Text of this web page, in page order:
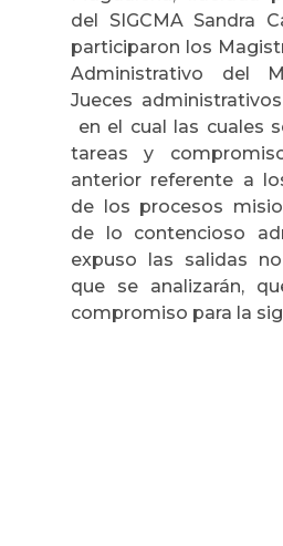
del SIGCMA Sandra
participaron los
Administrativo del
Jueces
en el cual las cuales
tareas y
anterior referente a
de los procesos
de lo contencioso
expuso las salidas
que se analizarán,
compromiso para la